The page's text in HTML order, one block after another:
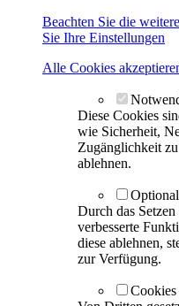
Beachten Sie die
Sie Ihre Einstellungen
Alle Cookies
Diese Cookies
wie Sicherheit,
Zugänglichkeit
ablehnen.
Durch das
verbesserte
diese ablehnen,
zur Verfügung.